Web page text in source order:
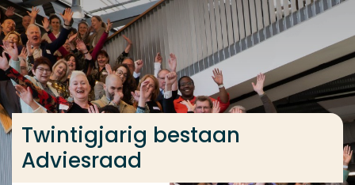
Ga direct naar de content
... > Twintigjarig bestaan Adviesraad
Twintigjarig bestaan
Adviesraad
Veel gezocht
Opleiding
Contact